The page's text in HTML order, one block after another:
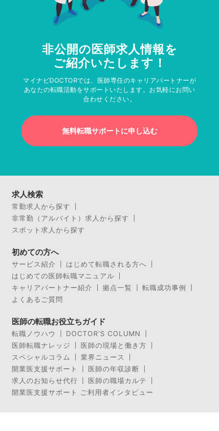
非公開の医師求人情報を
ご紹介いたします！
マイナビDOCTORでは、医師専任のキャリアパートナーが
あなたの転職活動をサポートいたします。お気軽にお問い
合わせください。
無料転職サポートに申し込む
求人検索
常勤求人から探す
非常勤（アルバイト）求人から探す
スポット求人から探す
初めての方へ
サービス紹介
はじめて転職される方へ
はじめての医師転職マニュアル
キャリアパートナー紹介
拠点一覧
転職成功事例
よくあるご質問
医師の転職お役立ちガイド
転職ノウハウ
DOCTOR’S COLUMN
医師転職ナレッジ
医師の現場と働き方
スペシャルコラム
業界ニュース
開業医支援サポート
医師の年収診断
求人のお知らせ代行
医師の職場カルテ
開業医支援サポート ご利用者インタビュー